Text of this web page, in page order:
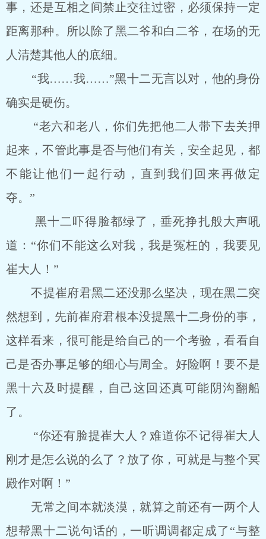
事，还是互相之间禁止交往过密，必须保持一定
距离那种。所以除了黑二爷和白二爷，在场的无
人清楚其他人的底细。
“我……我……”黑十二无言以对，他的身份
确实是硬伤。
“老六和老八，你们先把他二人带下去关押
起来，不管此事是否与他们有关，安全起见，都
不能让他们一起行动，直到我们回来再做定
夺。”
黑十二吓得脸都绿了，垂死挣扎般大声吼
道：“你们不能这么对我，我是冤枉的，我要见
崔大人！”
不提崔府君黑二还没那么坚决，现在黑二突
然想到，先前崔府君根本没提黑十二身份的事，
这样看来，很可能是给自己的一个考验，看看自
己是否办事足够的细心与周全。好险啊！要不是
黑十六及时提醒，自己这回还真可能阴沟翻船
了。
“你还有脸提崔大人？难道你不记得崔大人
刚才是怎么说的么了？放了你，可就是与整个冥
殿作对啊！”
无常之间本就淡漠，就算之前还有一两个人
想帮黑十二说句话的，一听调调都定成了“与整